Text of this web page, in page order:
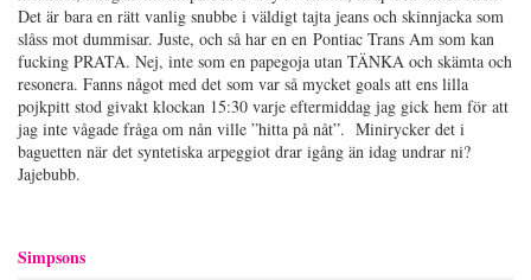
Det är bara en rätt vanlig snubbe i väldigt tajta jeans och skinnjacka som
slåss mot dummisar. Juste, och så har en en Pontiac Trans Am som kan
fucking PRATA. Nej, inte som en papegoja utan TÄNKA och skämta och
resonera. Fanns något med det som var så mycket goals att ens lilla
pojkpitt stod givakt klockan 15:30 varje eftermiddag jag gick hem för att
jag inte vågade fråga om nån ville ”hitta på nåt”. Minirycker det i
baguetten när det syntetiska arpeggiot drar igång än idag undrar ni?
Jajebubb.
Simpsons